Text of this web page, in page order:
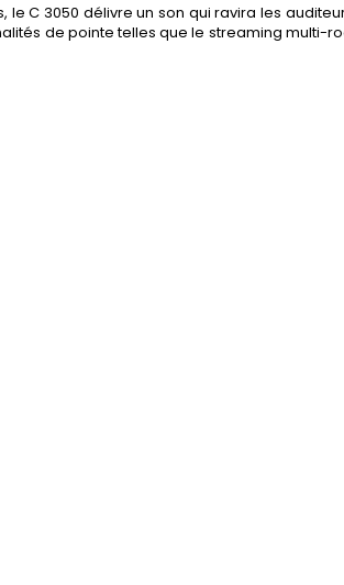
le C 3050 délivre un son qui ravira les
de pointe telles que le streaming multi-